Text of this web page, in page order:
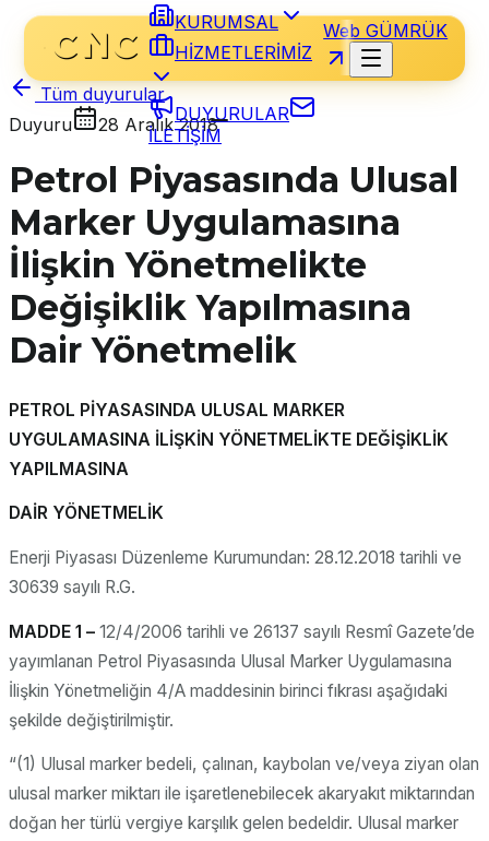
KURUMSAL
HİZMETLERİMİZ
DUYURULAR
İLETİŞİM
Web GÜMRÜK
Tüm duyurular
Duyuru
28 Aralık 2018
Petrol Piyasasında Ulusal
Marker Uygulamasına
İlişkin Yönetmelikte
Değişiklik Yapılmasına
Dair Yönetmelik
PETROL PİYASASINDA ULUSAL MARKER
UYGULAMASINA İLİŞKİN YÖNETMELİKTE DEĞİŞİKLİK
YAPILMASINA
DAİR YÖNETMELİK
Enerji Piyasası Düzenleme Kurumundan: 28.12.2018 tarihli ve
30639 sayılı R.G.
MADDE 1 – 12/4/2006 tarihli ve 26137 sayılı Resmî Gazete’de
yayımlanan Petrol Piyasasında Ulusal Marker Uygulamasına
İlişkin Yönetmeliğin 4/A maddesinin birinci fıkrası aşağıdaki
şekilde değiştirilmiştir.
“(1) Ulusal marker bedeli, çalınan, kaybolan ve/veya ziyan olan
ulusal marker miktarı ile işaretlenebilecek akaryakıt miktarından
doğan her türlü vergiye karşılık gelen bedeldir. Ulusal marker